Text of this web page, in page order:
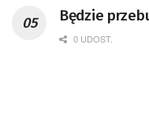
Będzie
0 UDOST.